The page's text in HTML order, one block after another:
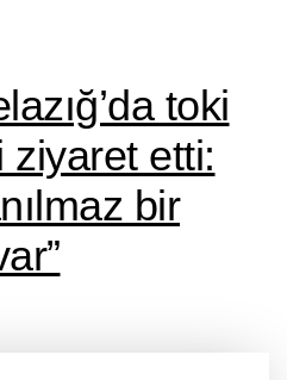
toki̇
ziyaret etti:
bir